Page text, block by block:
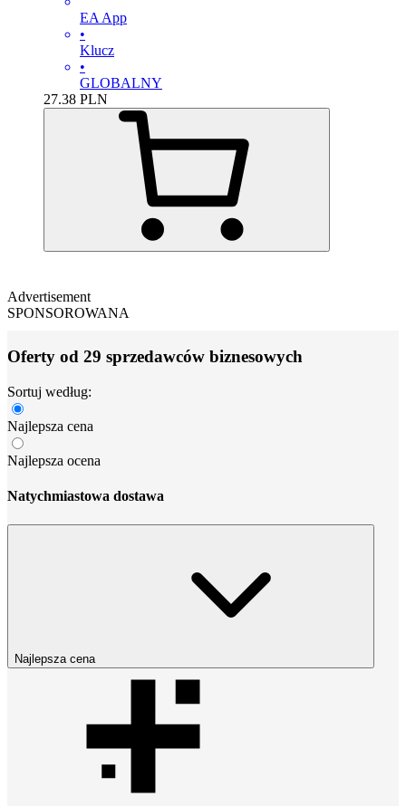
EA App
•
Klucz
•
GLOBALNY
27.38 PLN
Advertisement
SPONSOROWANA
Oferty od 29 sprzedawców biznesowych
Sortuj według:
Najlepsza cena
Najlepsza ocena
Natychmiastowa dostawa
Najlepsza cena